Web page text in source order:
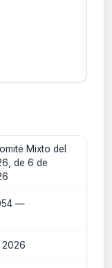
Mixto del
de 6 de
—
2026